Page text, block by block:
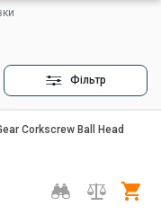
Фільтр
Corkscrew Ball Head